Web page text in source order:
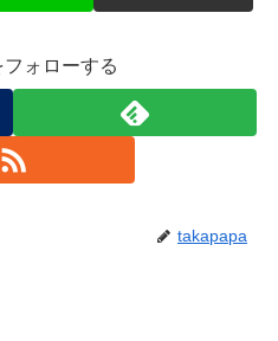
ォローする
takapapa